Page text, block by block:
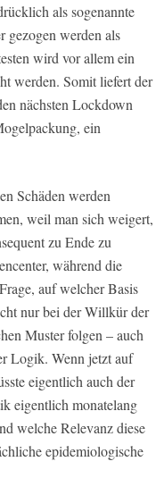
als sogenannte
gezogen werden als
wird vor allem ein
werden. Somit liefert der
nächsten Lockdown
ein
Schäden werden
weil man sich weigert,
zu Ende zu
während die
auf welcher Basis
nur bei der Willkür der
Muster folgen – auch
Logik. Wenn jetzt auf
eigentlich auch der
eigentlich monatelang
welche Relevanz diese
epidemiologische